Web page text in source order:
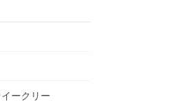
ークリー